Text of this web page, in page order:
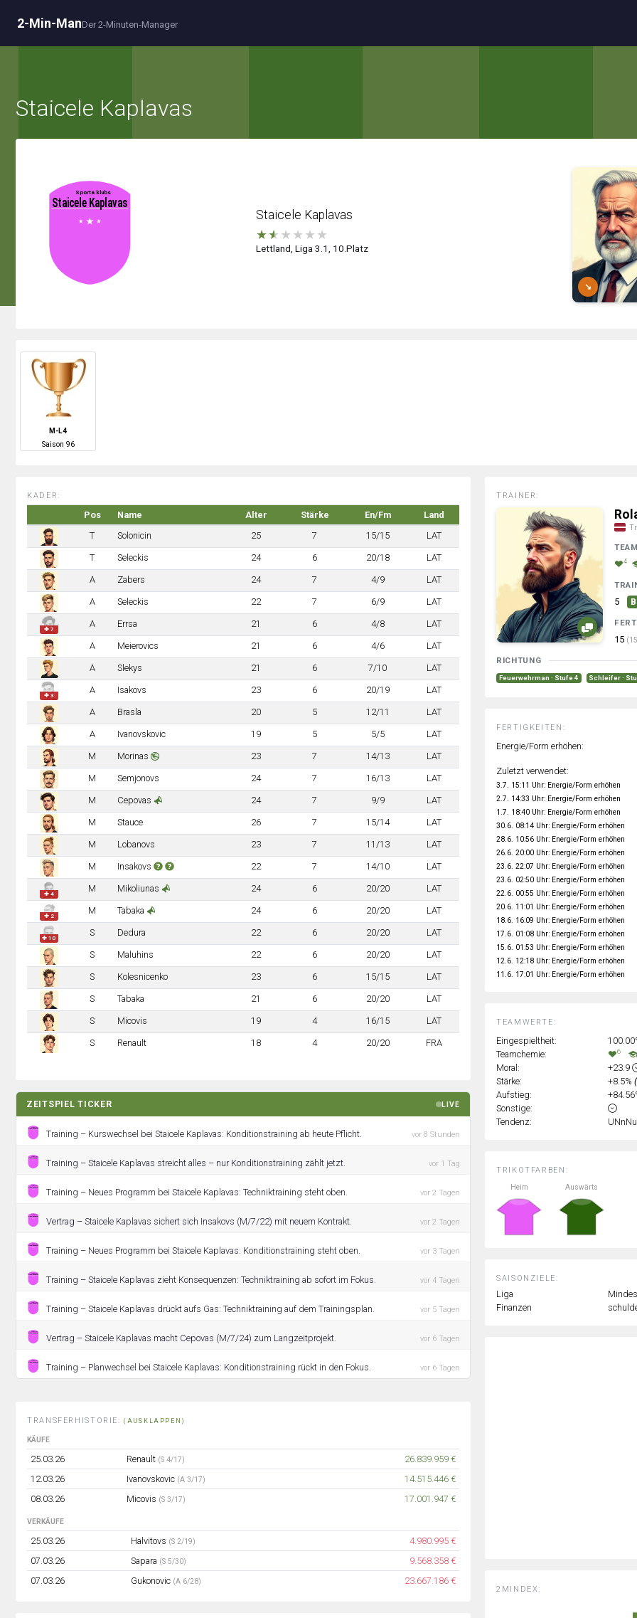
2-Min-ManDer 2-Minuten-Manager
Staicele Kaplavas
Staicele Kaplavas
★★ ★ ★ ★ ★
Lettland, Liga 3.1, 10.Platz
↘
M-L4
Saison 96
KADER:
Pos Name Alter Stärke En/Fm
Land
T
Solonicin 25 7 15/15 LAT
T Seleckis 24 6 20/18 LAT
A Zabers 24 7 4/9 LAT
A Seleckis 22 7 6/9 LAT
✚ 7
A Errsa 21 6 4/8 LAT
A Meierovics 21 6 4/6 LAT
A Slekys 21 6 7/10 LAT
✚ 3
A Isakovs 23 6 20/19 LAT
A Brasla 20 5 12/11 LAT
A Ivanovskovic 19 5 5/5 LAT
M Morinas 23 7 14/13 LAT
M Semjonovs 24 7 16/13 LAT
M Cepovas 24 7 9/9 LAT
M Stauce 26 7 15/14 LAT
M Lobanovs 23 7 11/13 LAT
M Insakovs 22 7 14/10 LAT
✚ 4
M Mikoliunas 24 6 20/20 LAT
✚ 2
M Tabaka 24 6 20/20 LAT
✚ 10
S Dedura 22 6 20/20 LAT
S Maluhins 22 6 20/20 LAT
S Kolesnicenko 23 6 15/15 LAT
S Tabaka 21 6 20/20 LAT
S Micovis 19 4 16/15 LAT
S Renault 18 4 20/20 FRA
ZEITSPIEL TICKER LIVE
Training – Kurswechsel bei Staicele Kaplavas: Konditionstraining ab heute Pflicht. vor 8 Stunden
Training – Staicele Kaplavas streicht alles – nur Konditionstraining zählt jetzt. vor 1 Tag
Training – Neues Programm bei Staicele Kaplavas: Techniktraining steht oben. vor 2 Tagen
Vertrag – Staicele Kaplavas sichert sich Insakovs (M/7/22) mit neuem Kontrakt. vor 2 Tagen
Training – Neues Programm bei Staicele Kaplavas: Konditionstraining steht oben. vor 3 Tagen
Training – Staicele Kaplavas zieht Konsequenzen: Techniktraining ab sofort im Fokus. vor 4 Tagen
Training – Staicele Kaplavas drückt aufs Gas: Techniktraining auf dem Trainingsplan. vor 5 Tagen
Vertrag – Staicele Kaplavas macht Cepovas (M/7/24) zum Langzeitprojekt. vor 6 Tagen
Training – Planwechsel bei Staicele Kaplavas: Konditionstraining rückt in den Fokus. vor 6 Tagen
TRANSFERHISTORIE:(AUSKLAPPEN)
KÄUFE
25.03.26 Renault (S 4/17)
26.839.959 €
12.03.26
Ivanovskovic (A 3/17)
14.515.446 €
08.03.26
Micovis (S 3/17) 17.001.947 €
VERKÄUFE
25.03.26 Halvitovs (S 2/19)
4.980.995 €
07.03.26
Sapara (S 5/30)
9.568.358 €
07.03.26
Gukonovic (A 6/28) 23.667.186 €
TRIKOTFARBEN:
Heim
Auswärts
SAISONZIELE:
Liga
Finanzen
2MINDEX:
TEAMWERTE:
Eingespieltheit:
Teamchemie:
6
Moral:
+23.9
Stärke:
+8.5%
Aufstieg:
Sonstige:
Tendenz:
TRAINER:
4
5
15
RICHTUNG
Feuerwehrman · Stufe 4 Schleifer ·
FERTIGKEITEN:
Energie/Form erhöhen:
Zuletzt verwendet:
3.7. 15:11 Uhr: Energie/Form erhöhen
2.7. 14:33 Uhr: Energie/Form erhöhen
1.7. 18:40 Uhr: Energie/Form erhöhen
30.6. 08:14 Uhr: Energie/Form erhöhen
28.6. 10:56 Uhr: Energie/Form erhöhen
26.6. 20:00 Uhr: Energie/Form erhöhen
23.6. 22:07 Uhr: Energie/Form erhöhen
23.6. 02:50 Uhr: Energie/Form erhöhen
22.6. 00:55 Uhr: Energie/Form erhöhen
20.6. 11:01 Uhr: Energie/Form erhöhen
18.6. 16:09 Uhr: Energie/Form erhöhen
17.6. 01:08 Uhr: Energie/Form erhöhen
15.6. 01:53 Uhr: Energie/Form erhöhen
12.6. 12:18 Uhr: Energie/Form erhöhen
11.6. 17:01 Uhr: Energie/Form erhöhen